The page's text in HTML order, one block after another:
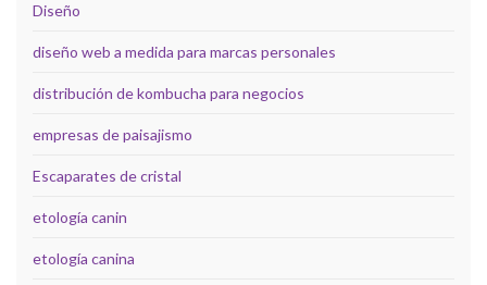
Diseño
diseño web a medida para marcas personales
distribución de kombucha para negocios
empresas de paisajismo
Escaparates de cristal
etología canin
etología canina